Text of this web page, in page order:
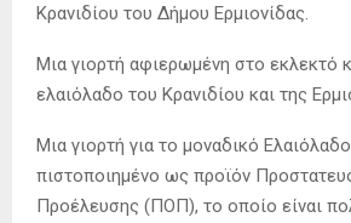
Κρανιδίου του Δήμου Ερμιονίδας.
Mια γιορτή αφιερωμένη στο εκλεκτό
ελαιόλαδο του Κρανιδίου και της
Μια γιορτή για το μοναδικό
πιστοποιημένο ως προϊόν
Προέλευσης (ΠΟΠ), το οποίο είναι